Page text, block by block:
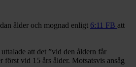
ålder och mognad enligt 6:11 FB att
att det ”vid den åldern får
först vid 15 års ålder. Motsatsvis ansåg